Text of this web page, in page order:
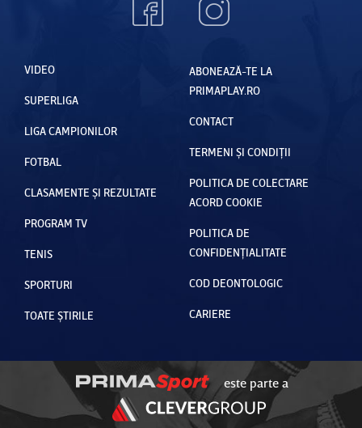
VIDEO
SUPERLIGA
LIGA CAMPIONILOR
FOTBAL
CLASAMENTE ȘI REZULTATE
PROGRAM TV
TENIS
SPORTURI
TOATE ȘTIRILE
ABONEAZĂ-TE LA
PRIMAPLAY.RO
CONTACT
TERMENI ȘI CONDIȚII
POLITICA DE COLECTARE
ACORD COOKIE
POLITICA DE
CONFIDENȚIALITATE
COD DEONTOLOGIC
CARIERE
este parte a